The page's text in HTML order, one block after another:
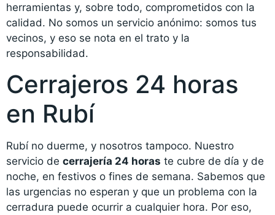
herramientas y, sobre todo, comprometidos con la
calidad. No somos un servicio anónimo: somos tus
vecinos, y eso se nota en el trato y la
responsabilidad.
Cerrajeros 24 horas
en Rubí
Rubí no duerme, y nosotros tampoco. Nuestro
servicio de cerrajería 24 horas te cubre de día y de
noche, en festivos o fines de semana. Sabemos que
las urgencias no esperan y que un problema con la
cerradura puede ocurrir a cualquier hora. Por eso,